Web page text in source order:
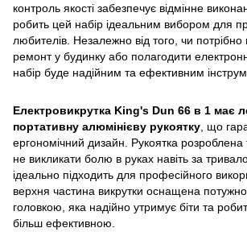
контроль якості забезпечує відмінне
робить цей набір ідеальним вибором для
любителів. Незалежно від того, чи
ремонт у будинку або полагодити
набір буде надійним та ефективним
Електровикрутка King's Dun 66 в 1 має
портативну алюмінієву рукоятку , що
ергономічний дизайн. Рукоятка
не викликати болю в руках навіть за
ідеально підходить для професійного
верхня частина викрутки оснащена
головкою, яка надійно утримує біти та
більш ефективною.